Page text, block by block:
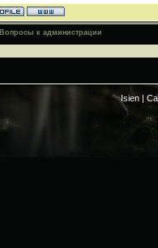
Вопросы к администрации
Isien |